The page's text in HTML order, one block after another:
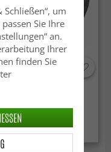
30.99
Schließen“, um
Sie Ihre
an.
Ihrer
finden Sie